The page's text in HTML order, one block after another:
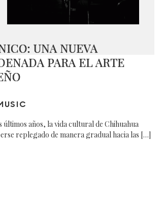
UNA NUEVA
PARA EL ARTE
últimos años, la vida cultural de Chihuahua
replegado de manera gradual hacia las […]